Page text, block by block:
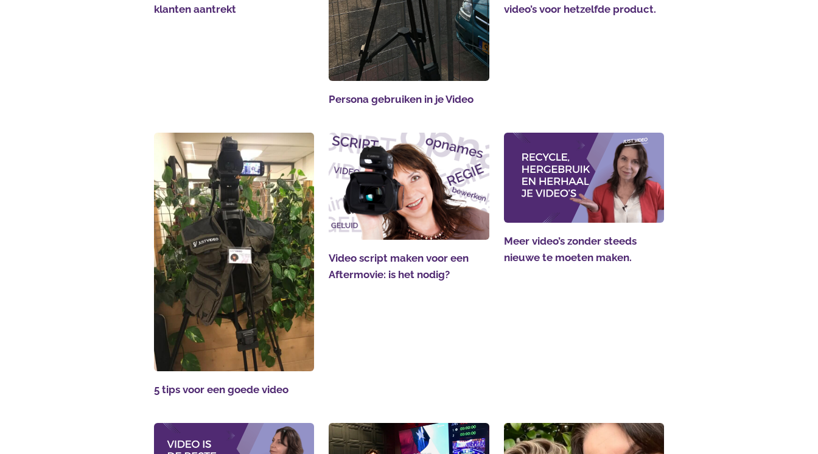
klanten aantrekt
Persona gebruiken in je Video
video’s voor hetzelfde product.
5 tips voor een goede video
Video script maken voor een
Aftermovie: is het nodig?
Meer video’s zonder steeds
nieuwe te moeten maken.